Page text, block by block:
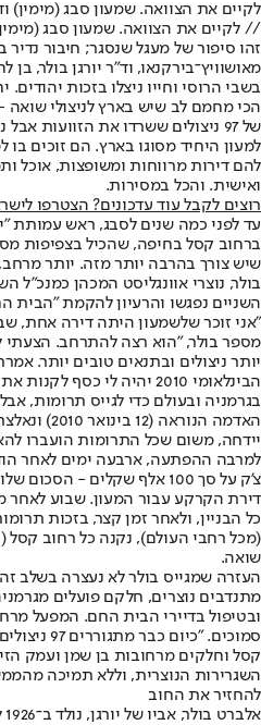
לקיים את הצוואה. שמעון סבג (מימין)
// לקיים את הצוואה. שמעון סבג (מימין)
זהו סיפור של מעגל שנסגר; חיבור נדיר
מאושוויץ־בירקנאו, וד"ר יורגן בולר,
בשבי הרוסי וחייו ניצלו בזכות
הכי מחמם לב שיש בארץ לניצולי
של 97 ניצולים ששרדו את הזוועות
למעון היחיד מסוגו בארץ. הם זוכים
להם דירות מרווחות ומשופצות, אוכל
ואישית. והכל במסירות.
רוצים לקבל עוד עדכונים? הצטרפו
עד לפני כמה שנים לסבג, ראש עמותת
ברחוב קסל בחיפה, שהכיל בצפיפות
שיש צורך בהרבה יותר מזה. יותר
בולר, נוצרי אוונגליסט המכהן כמנכ"ל
השניים נפגשו והרעיון להקמת "הבית
"אני זוכר שלשמעון היתה דירה אחת,
מספר בולר, "הוא רצה להתרחב. הצעתי
יותר ניצולים ובתנאים טובים יותר.
הבינלאומי 2010 יהיה לי כסף
בגרמניה ובעולם כדי לגייס תרומות,
האדמה
יידחה, משום שכל התרומות הועברו
למרבה ההפתעה, ארבעה ימים לאחר
צ'ק על סך 100 אלף שקלים -
דירת הקרקע עבור המעון. שבוע לאחר
כל הבניין, ולאחר זמן קצר, בזכות
(מכל רחבי העולם), נקנה כל רחוב קסל
שואה.
העזרה שמגייס בולר לא נעצרה בשלב
מתנדבים נוצרים, חלקם פועלים
ובטיפול בדיירי הבית החם. המפעל
סמוכים.
קסל וחלקים מרחובות בן שמן ועמק
השגרירות הנוצרית, וללא תמיכה
להחזיר את החוב